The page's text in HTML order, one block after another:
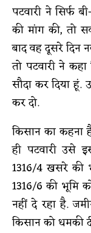
पटवारी ने सिर्फ
की मांग की, तो
बाद वह दूसरे दिन
तो पटवारी ने
सौदा कर दिया
कर दो.
किसान का कहना
ही पटवारी उसे
1316/4 खसरे की
1316/6 की भूमि
नहीं दे रहा है.
किसान को धमकी